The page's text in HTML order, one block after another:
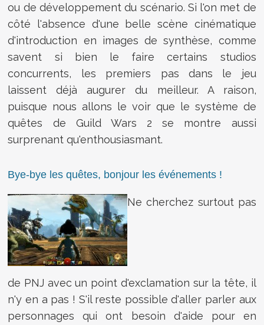
ou de développement du scénario. Si l'on met de
côté l'absence d'une belle scène cinématique
d'introduction en images de synthèse, comme
savent si bien le faire certains studios
concurrents, les premiers pas dans le jeu
laissent déjà augurer du meilleur. A raison,
puisque nous allons le voir que le système de
quêtes de Guild Wars 2 se montre aussi
surprenant qu'enthousiasmant.
Bye-bye les quêtes, bonjour les événements !
Ne cherchez surtout pas
de PNJ avec un point d'exclamation sur la tête, il
n'y en a pas ! S'il reste possible d'aller parler aux
personnages qui ont besoin d'aide pour en